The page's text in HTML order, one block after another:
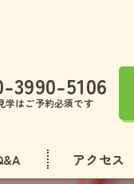
3990-5106
学はご予約必須です
アクセス